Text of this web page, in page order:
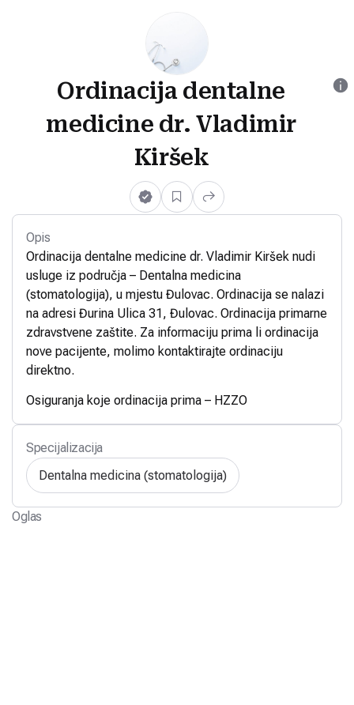
Ordinacija dentalne
medicine dr. Vladimir
Kiršek
Opis
Ordinacija dentalne medicine dr. Vladimir Kiršek nudi
usluge iz područja – Dentalna medicina
(stomatologija), u mjestu Đulovac. Ordinacija se nalazi
na adresi Đurina Ulica 31, Đulovac. Ordinacija primarne
zdravstvene zaštite. Za informaciju prima li ordinacija
nove pacijente, molimo kontaktirajte ordinaciju
direktno.
Osiguranja koje ordinacija prima – HZZO
Specijalizacija
Dentalna medicina (stomatologija)
Oglas